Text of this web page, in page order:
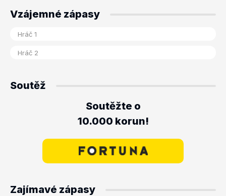
Vzájemné zápasy
Soutěž
Soutěžte o
10.000 korun!
Zajímavé zápasy